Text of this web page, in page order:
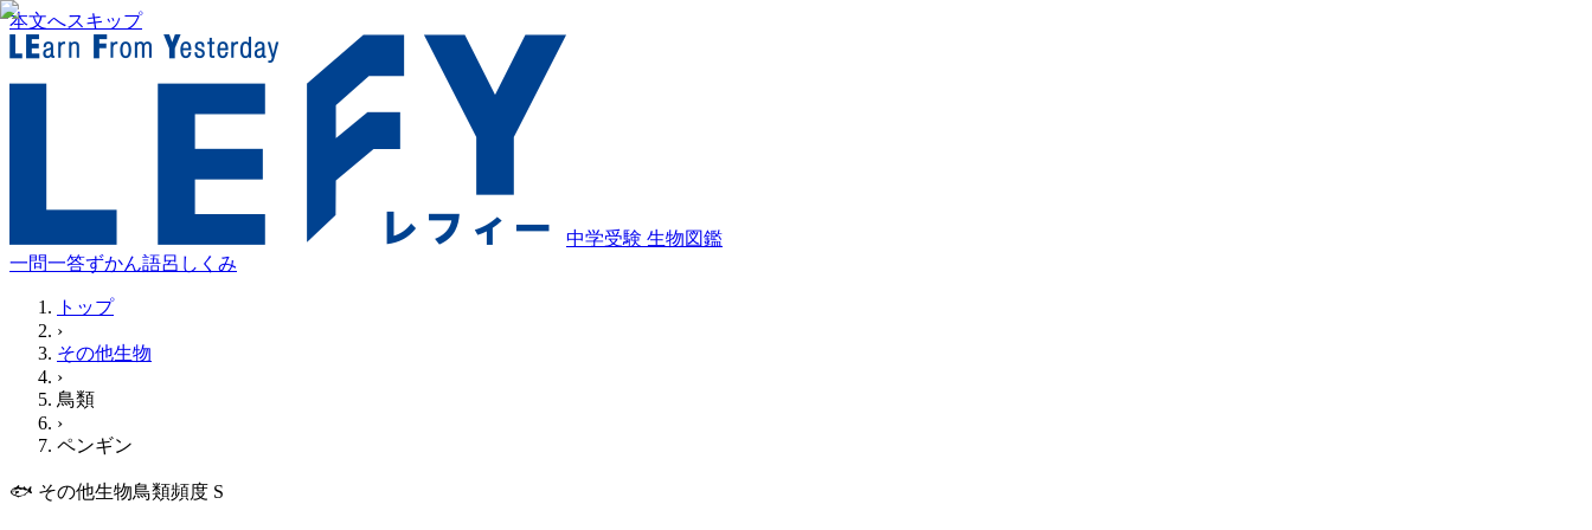
本文へスキップ
中学受験 生物図鑑
一問一答ずかん語呂 しくみ
トップ
›
その他生物
›
鳥類
›
ペンギン
🐟 その他生物鳥類頻度 S